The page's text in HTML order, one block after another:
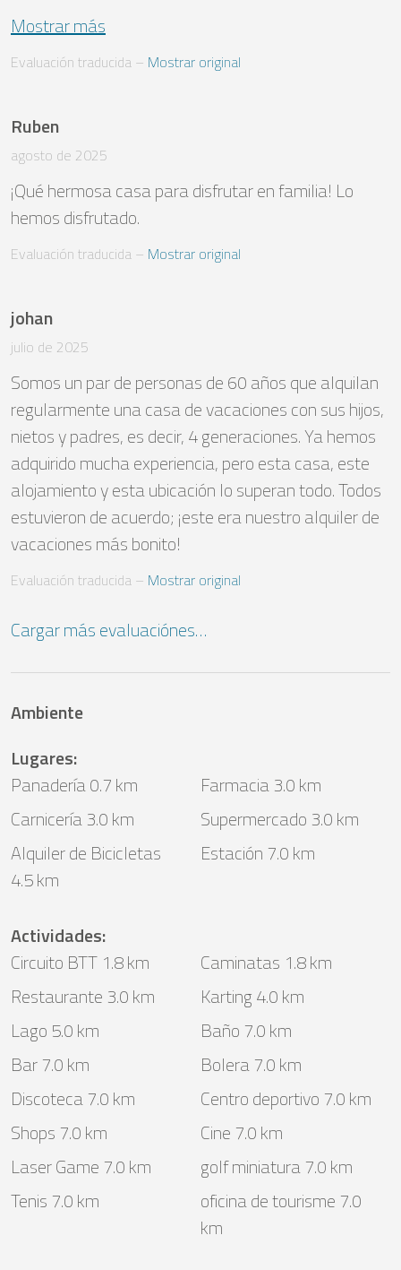
Mostrar más
Evaluación traducida – Mostrar original
Ruben
agosto de 2025
¡Qué hermosa casa para disfrutar en familia! Lo
hemos disfrutado.
Evaluación traducida – Mostrar original
johan
julio de 2025
Somos un par de personas de 60 años que alquilan
regularmente una casa de vacaciones con sus hijos,
nietos y padres, es decir, 4 generaciones. Ya hemos
adquirido mucha experiencia, pero esta casa, este
alojamiento y esta ubicación lo superan todo. Todos
estuvieron de acuerdo; ¡este era nuestro alquiler de
vacaciones más bonito!
Evaluación traducida – Mostrar original
Cargar más evaluaciónes…
Ambiente
Lugares:
Panadería 0.7 km
Farmacia 3.0 km
Carnicería 3.0 km
Supermercado 3.0 km
Alquiler de Bicicletas
4.5 km
Estación 7.0 km
Actividades:
Circuito BTT 1.8 km
Caminatas 1.8 km
Restaurante 3.0 km
Karting 4.0 km
Lago 5.0 km
Baño 7.0 km
Bar 7.0 km
Bolera 7.0 km
Discoteca 7.0 km
Centro deportivo 7.0 km
Shops 7.0 km
Cine 7.0 km
Laser Game 7.0 km
golf miniatura 7.0 km
Tenis 7.0 km
oficina de tourisme 7.0
km